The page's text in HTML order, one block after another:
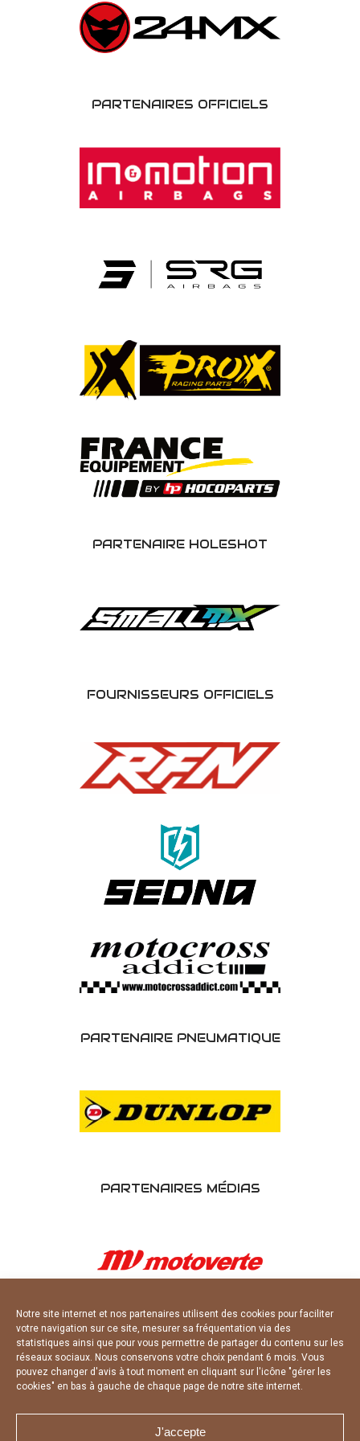
Notre site internet et nos partenaires utilisent des cookies pour faciliter
votre navigation sur ce site, mesurer sa fréquentation via des
statistiques ainsi que pour vous permettre de partager du contenu sur les
réseaux sociaux. Nous conservons votre choix pendant 6 mois. Vous
pouvez changer d'avis à tout moment en cliquant sur l'icône "gérer les
cookies" en bas à gauche de chaque page de notre site internet.
J'accepte
PARTENAIRES OFFICIELS
PARTENAIRE HOLESHOT
FOURNISSEURS OFFICIELS
PARTENAIRE PNEUMATIQUE
PARTENAIRES MÉDIAS